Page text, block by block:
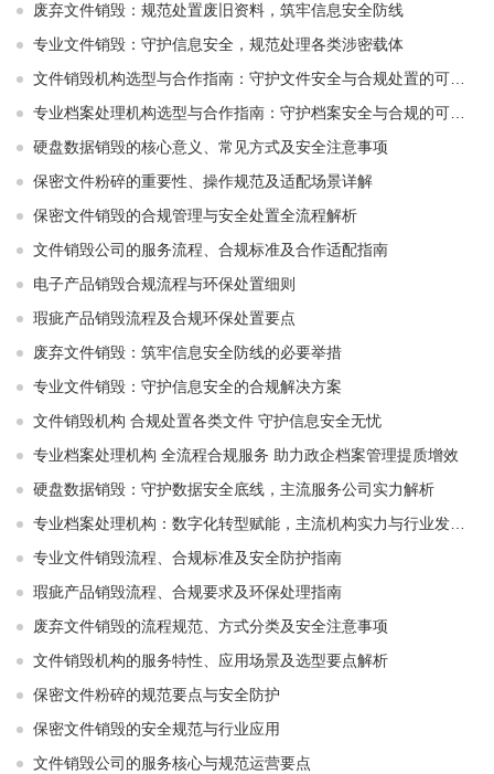
废弃文件销毁：规范处置废旧资料，筑牢信息安全防线
专业文件销毁：守护信息安全，规范处理各类涉密载体
文件销毁机构选型与合作指南：守护文件安全与合规处置的可靠选择
专业档案处理机构选型与合作指南：守护档案安全与合规的可靠伙伴
硬盘数据销毁的核心意义、常见方式及安全注意事项
保密文件粉碎的重要性、操作规范及适配场景详解
保密文件销毁的合规管理与安全处置全流程解析
文件销毁公司的服务流程、合规标准及合作适配指南
电子产品销毁合规流程与环保处置细则
瑕疵产品销毁流程及合规环保处置要点
废弃文件销毁：筑牢信息安全防线的必要举措
专业文件销毁：守护信息安全的合规解决方案
文件销毁机构 合规处置各类文件 守护信息安全无忧
专业档案处理机构 全流程合规服务 助力政企档案管理提质增效
硬盘数据销毁：守护数据安全底线，主流服务公司实力解析
专业档案处理机构：数字化转型赋能，主流机构实力与行业发展解析
专业文件销毁流程、合规标准及安全防护指南
瑕疵产品销毁流程、合规要求及环保处理指南
废弃文件销毁的流程规范、方式分类及安全注意事项
文件销毁机构的服务特性、应用场景及选型要点解析
保密文件粉碎的规范要点与安全防护
保密文件销毁的安全规范与行业应用
文件销毁公司的服务核心与规范运营要点